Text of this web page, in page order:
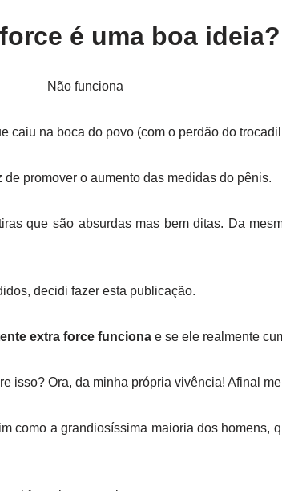
é uma boa ideia?
caiu na boca do povo (com o perdão do
promover o aumento das medidas do pênis.
que são absurdas mas bem ditas. Da
decidi fazer esta publicação.
extra force funcionae se ele realmente
isso? Ora, da minha própria vivência! Afinal
como a grandiosíssima maioria dos homens,